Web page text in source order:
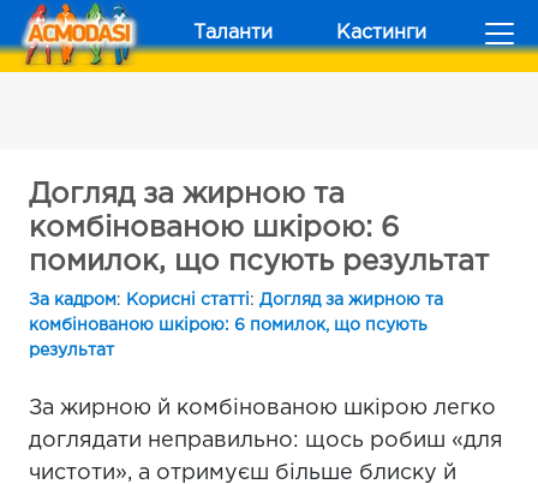
Таланти Кастинги
Догляд за жирною та
комбінованою шкірою: 6
помилок, що псують результат
За кадром: Корисні статті: Догляд за жирною та
комбінованою шкірою: 6 помилок, що псують
результат
За жирною й комбінованою шкірою легко
доглядати неправильно: щось робиш «для
чистоти», а отримуєш більше блиску й